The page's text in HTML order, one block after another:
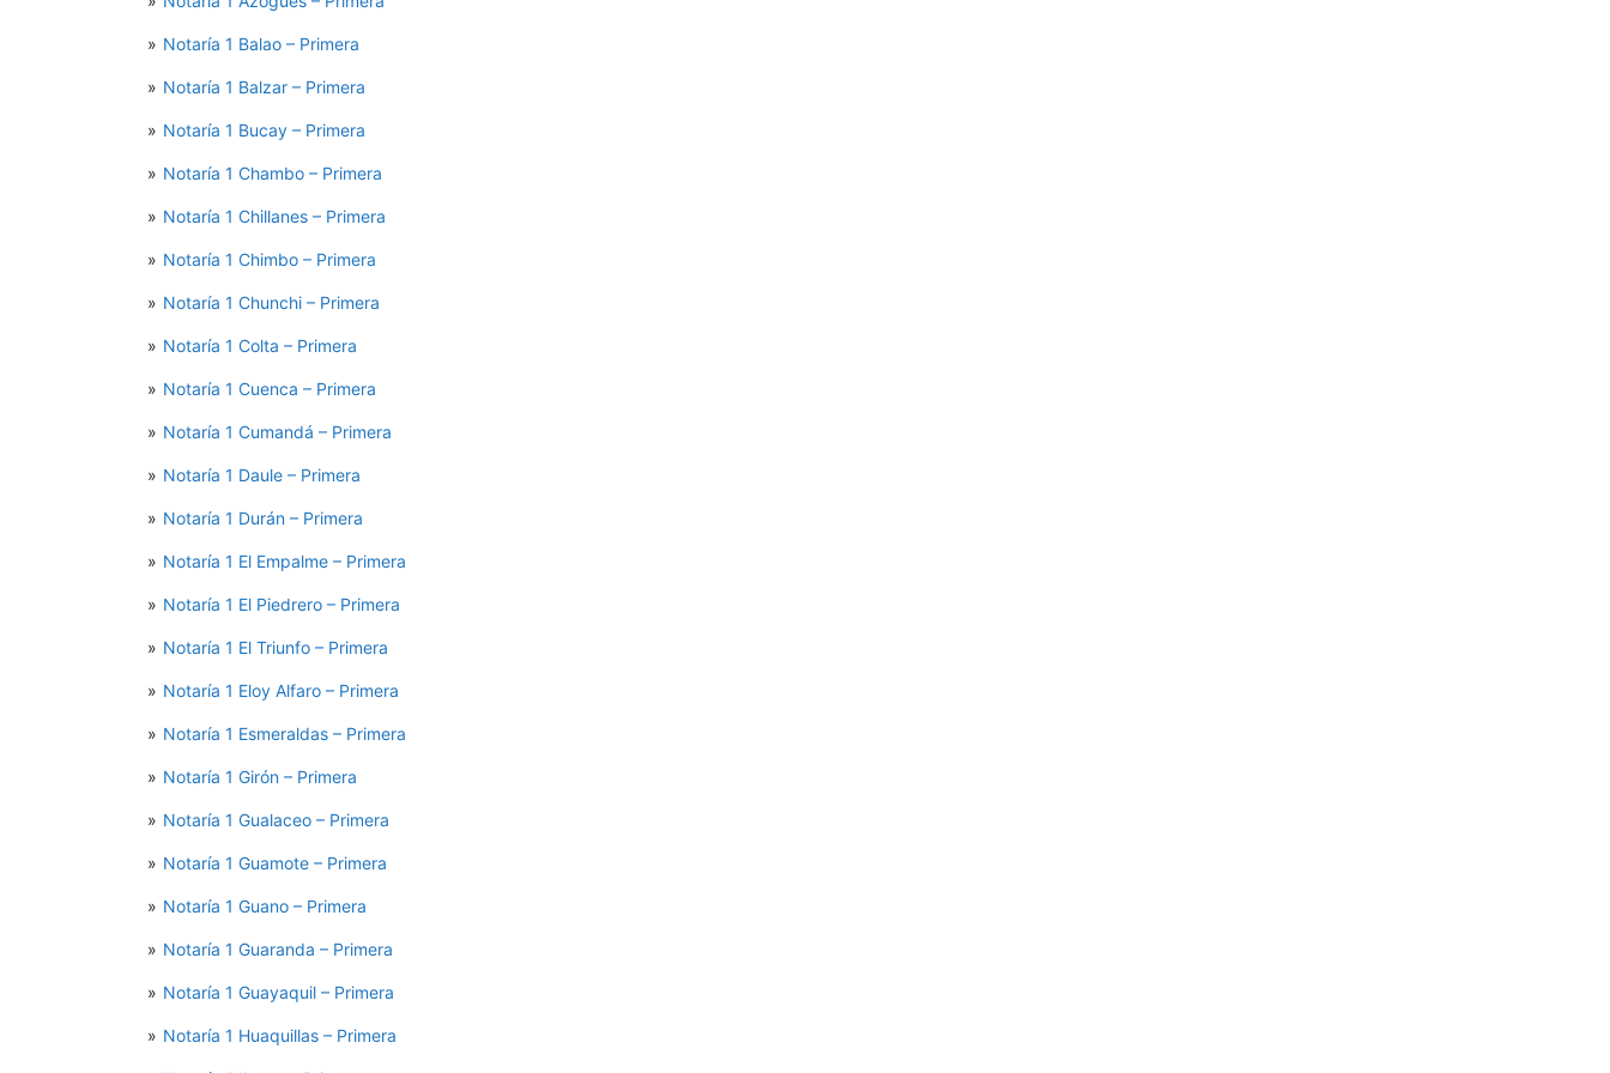
Notaría 1 Balao – Primera
Notaría 1 Balzar – Primera
Notaría 1 Bucay – Primera
Notaría 1 Chambo – Primera
Notaría 1 Chillanes – Primera
Notaría 1 Chimbo – Primera
Notaría 1 Chunchi – Primera
Notaría 1 Colta – Primera
Notaría 1 Cuenca – Primera
Notaría 1 Cumandá – Primera
Notaría 1 Daule – Primera
Notaría 1 Durán – Primera
Notaría 1 El Empalme – Primera
Notaría 1 El Piedrero – Primera
Notaría 1 El Triunfo – Primera
Notaría 1 Eloy Alfaro – Primera
Notaría 1 Esmeraldas – Primera
Notaría 1 Girón – Primera
Notaría 1 Gualaceo – Primera
Notaría 1 Guamote – Primera
Notaría 1 Guano – Primera
Notaría 1 Guaranda – Primera
Notaría 1 Guayaquil – Primera
Notaría 1 Huaquillas – Primera